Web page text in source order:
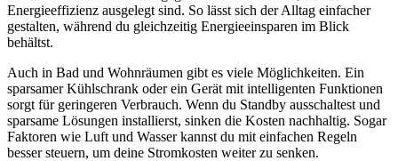
Energieeffizienz ausgelegt sind. So lässt sich der Alltag einfacher
gestalten, während du gleichzeitig Energieeinsparen im Blick
behältst.
Auch in Bad und Wohnräumen gibt es viele Möglichkeiten. Ein
sparsamer Kühlschrank oder ein Gerät mit intelligenten Funktionen
sorgt für geringeren Verbrauch. Wenn du Standby ausschaltest und
sparsame Lösungen installierst, sinken die Kosten nachhaltig. Sogar
Faktoren wie Luft und Wasser kannst du mit einfachen Regeln
besser steuern, um deine Stromkosten weiter zu senken.